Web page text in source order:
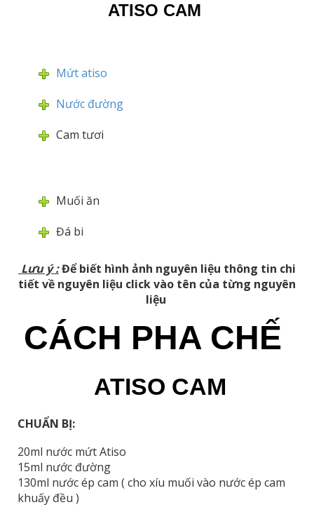
ATISO CAM
Mứt atiso
Nước đường
Cam tươi
Muối ăn
Đá bi
Lưu ý :Để biết hình ảnh nguyên liệu thông tin chi
tiết về nguyên liệu click vào tên của từng nguyên
liệu
CÁCH PHA CHẾ
ATISO CAM
CHUẨN BỊ:
20ml nước mứt Atiso
15ml nước đường
130ml nước ép cam ( cho xíu muối vào nước ép cam
khuấy đều )